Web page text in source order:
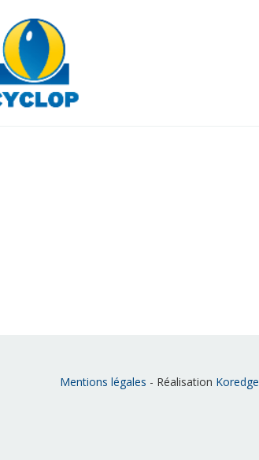
Mentions légales - Réalisation Koredge